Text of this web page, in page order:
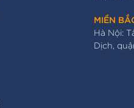
MIỀN
Hà Nội:
Dịch,